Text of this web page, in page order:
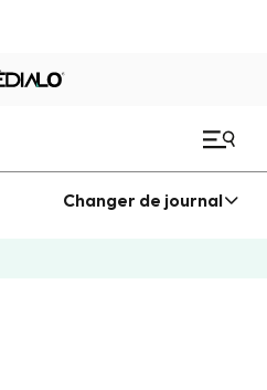
Changer de journal